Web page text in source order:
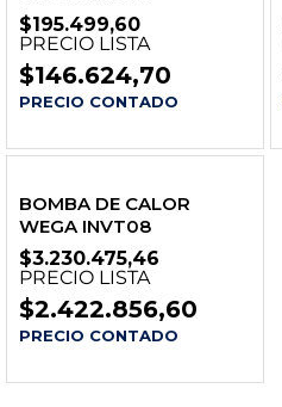
$195.499,60
PRECIO LISTA
$146.624,70
PRECIO CONTADO
BOMBA DE CALOR
WEGA INVT08
$3.230.475,46
PRECIO LISTA
$2.422.856,60
PRECIO CONTADO